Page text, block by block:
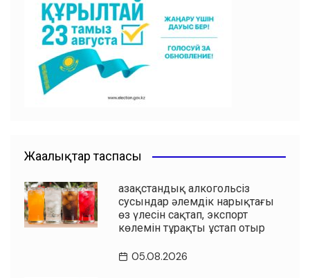
o
o
k
p
p
m
Жаңалықтар таспасы
Қазақстандық алкогольсіз
сусындар әлемдік нарықтағы
өз үлесін сақтап, экспорт
көлемін тұрақты ұстап отыр
05.08.2026